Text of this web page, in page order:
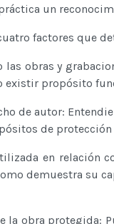
un
factores que
obras y
propósito
de autor:
de protección
en relación
demuestra su
la obra protegida: